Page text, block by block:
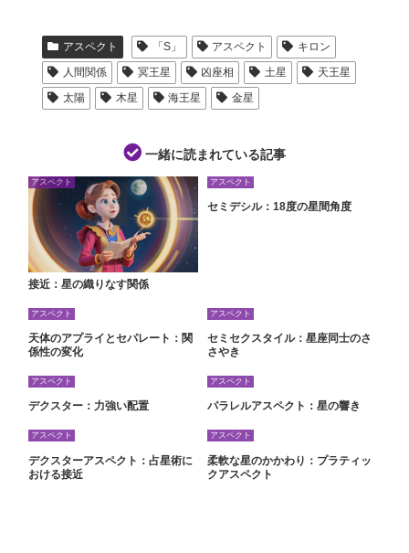
アスペクト 「S」 アスペクト
キロン
人間関係
冥王星 凶座相 土星
天王星
太陽
木星 海王星 金星
一緒に読まれている記事
アスペクト
接近：星の織りなす関係
アスペクト
セミデシル：18度の星間角度
アスペクト
天体のアプライとセパレート：関
係性の変化
アスペクト
セミセクスタイル：星座同士のさ
さやき
アスペクト
デクスター：力強い配置
アスペクト
パラレルアスペクト：星の響き
アスペクト
デクスターアスペクト：占星術に
おける接近
アスペクト
柔軟な星のかかわり：プラティッ
クアスペクト